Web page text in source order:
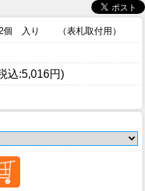
個 入り （表札取付用）
込:5,016円)